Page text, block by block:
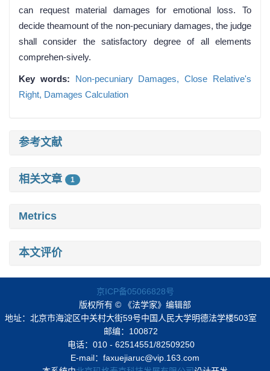
can request material damages for emotional loss. To
decide theamount of the non-pecuniary damages, the judge
shall consider the satisfactory degree of all elements
comprehen-sively.
Key words: Non-pecuniary Damages,Close Relative's
Right, Damages Calculation
参考文献
相关文章 1
Metrics
本文评价
京ICP备05066828号
版权所有 © 《法学家》编辑部
地址：北京市海淀区中关村大街59号中国人民大学明德法学楼503室
邮编：100872
电话：010 - 62514551/82509250
E-mail：faxuejiaruc@vip.163.com